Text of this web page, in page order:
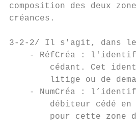
composition des deux
créances.
3-2-2/ Il s'agit, dans le
- RéfCréa :
cédant. Cet
litige ou de
- NumCréa :
débiteur cédé en
pour cette zone